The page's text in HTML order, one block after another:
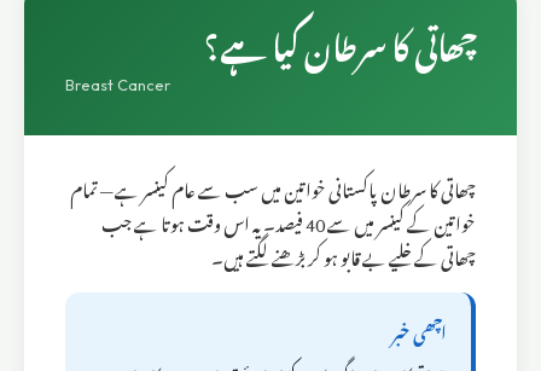
چھاتی کا سرطان کیا ہے؟
Breast Cancer
چھاتی کا سرطان پاکستانی خواتین میں سب سے عام کینسر ہے — تمام
خواتین کے کینسر میں سے 40 فیصد۔ یہ اس وقت ہوتا ہے جب
چھاتی کے خلیے بے قابو ہو کر بڑھنے لگتے ہیں۔
اچھی خبر